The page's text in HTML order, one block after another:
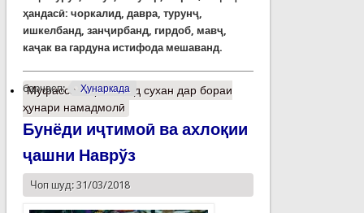
ҳандасӣ: чоркалид, давра, турунҷ,
ишкелбанд, занҷирбанд, гирдоб, мавҷ,
каҷак ва гардуна истифода мешаванд.
барчасп: Ҳунаркада
Муфассалтаро Чанд сухан дар бораи
ҳунари намадмолӣ
Бунёди иҷтимоӣ ва ахлоқии
ҷашни Наврўз
Чоп шуд: 31/03/2018